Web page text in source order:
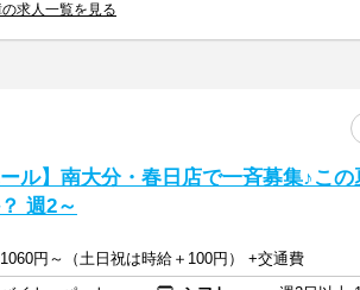
求人一覧を見る
ール】南大分・春日店で一斉募集♪こ
週2～
円～（土日祝は時給＋100円） +交通費